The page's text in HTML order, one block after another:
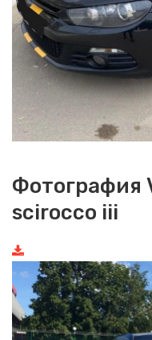
Фотография
scirocco iii